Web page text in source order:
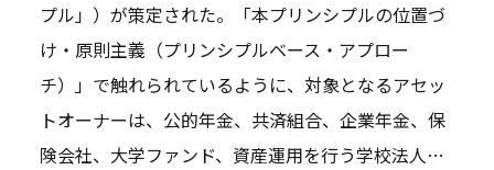
プル」）が策定された。「本プリンシプルの位置づ
け・原則主義（プリンシプルベース・アプロー
チ）」で触れられているように、対象となるアセッ
トオーナーは、公的年金、共済組合、企業年金、保
険会社、大学ファンド、資産運用を行う学校法人…